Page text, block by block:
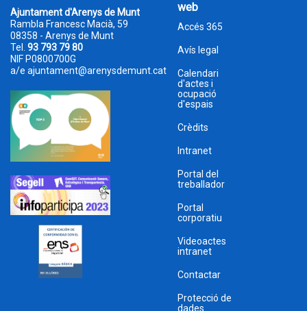
Ajuntament d'Arenys de Munt
Rambla Francesc Macià, 59
08358 - Arenys de Munt
Tel. 93 793 79 80
NIF P0800700G
a/e ajuntament@arenysdemunt.cat
web
Accés 365
Avís legal
Calendari
d'actes i
ocupació
d'espais
Crèdits
Intranet
Portal del
treballador
Portal
corporatiu
Videoactes
intranet
Contactar
Protecció de
dades